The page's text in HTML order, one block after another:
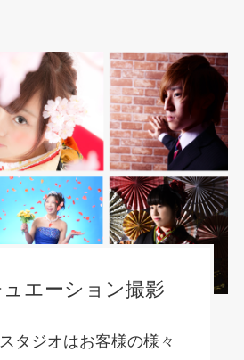
エーション撮影
タジオはお客様の様々